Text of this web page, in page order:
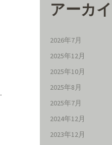
アーカ
2026年7月
2025年12月
2025年10月
2025年8月
2025年7月
2024年12月
2023年12月